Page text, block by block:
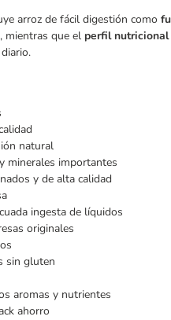
arroz de fácil digestión como
mientras que el perfil
natural
minerales importantes
y de alta calidad
ingesta de líquidos
originales
sin gluten
aromas y nutrientes
ahorro